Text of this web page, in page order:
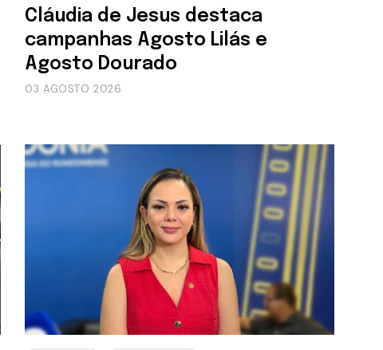
Cláudia de Jesus destaca
campanhas Agosto Lilás e
Agosto Dourado
03 AGOSTO 2026